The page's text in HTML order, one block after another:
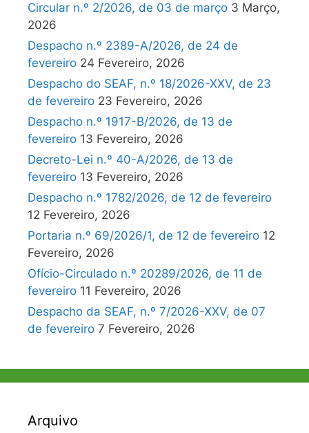
Circular n.º 2/2026, de 03 de março 3 Março,
2026
Despacho n.º 2389-A/2026, de 24 de
fevereiro 24 Fevereiro, 2026
Despacho do SEAF, n.º 18/2026-XXV, de 23
de fevereiro 23 Fevereiro, 2026
Despacho n.º 1917-B/2026, de 13 de
fevereiro 13 Fevereiro, 2026
Decreto-Lei n.º 40-A/2026, de 13 de
fevereiro 13 Fevereiro, 2026
Despacho n.º 1782/2026, de 12 de fevereiro
12 Fevereiro, 2026
Portaria n.º 69/2026/1, de 12 de fevereiro 12
Fevereiro, 2026
Ofício-Circulado n.º 20289/2026, de 11 de
fevereiro 11 Fevereiro, 2026
Despacho da SEAF, n.º 7/2026-XXV, de 07
de fevereiro 7 Fevereiro, 2026
Arquivo